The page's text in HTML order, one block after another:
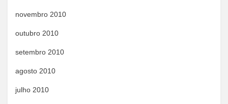
novembro 2010
outubro 2010
setembro 2010
agosto 2010
julho 2010